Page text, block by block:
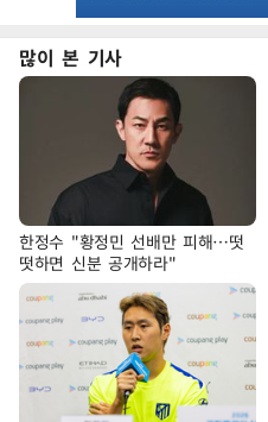
많이 본 기사
한정수 "황정민 선배만 피해…떳
떳하면 신분 공개하라"